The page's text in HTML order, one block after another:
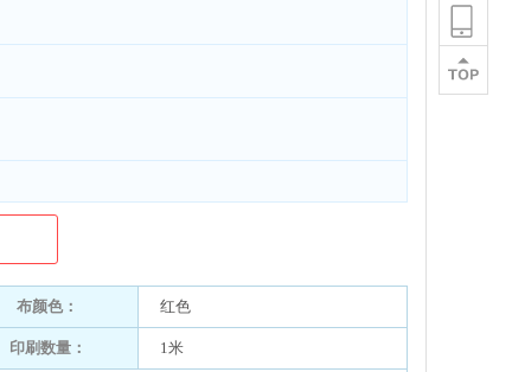
布颜色： 红色
印刷数量： 1米